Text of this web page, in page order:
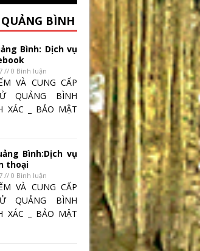
BÌNH
Bình: Dịch vụ
// 0 Bình luận
VÀ CUNG CẤP
QUẢNG BÌNH
XÁC _ BẢO MẬT
Bình:Dịch vụ
thoại
// 0 Bình luận
VÀ CUNG CẤP
QUẢNG BÌNH
XÁC _ BẢO MẬT